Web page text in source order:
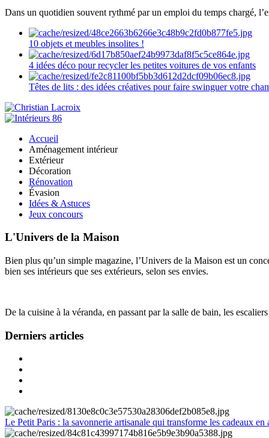
Dans un quotidien souvent rythmé par un emploi du temps chargé,
10 objets et meubles insolites !
4 idées déco pour recycler les petites voitures de vos enfants
Têtes de lits : des idées créatives pour faire swinguer votre
Accueil
Aménagement intérieur
Extérieur
Décoration
Rénovation
Évasion
Idées & Astuces
Jeux concours
L'Univers de la Maison
Bien plus qu’un simple magazine, l’Univers de la Maison est un
bien ses intérieurs que ses extérieurs, selon ses envies.
De la cuisine à la véranda, en passant par la salle de bain, les
Derniers articles
Le Petit Paris : la savonnerie artisanale qui transforme les cadeaux en